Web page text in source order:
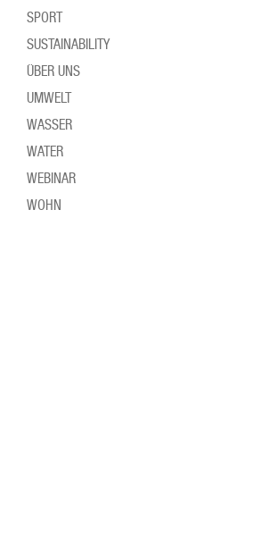
SPORT
SUSTAINABILITY
ÜBER UNS
UMWELT
WASSER
WATER
WEBINAR
WOHN